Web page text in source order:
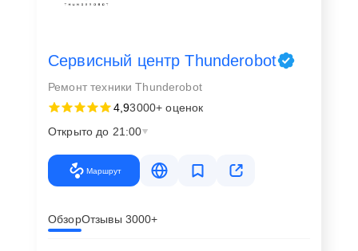
Сервисный центр Thunderobot
Ремонт техники Thunderobot
4,93000+ оценок
Открыто до 21:00
Маршрут
ОбзорОтзывы 3000+